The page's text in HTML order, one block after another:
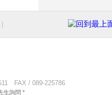
FAX / 089-225786
生詢問 *